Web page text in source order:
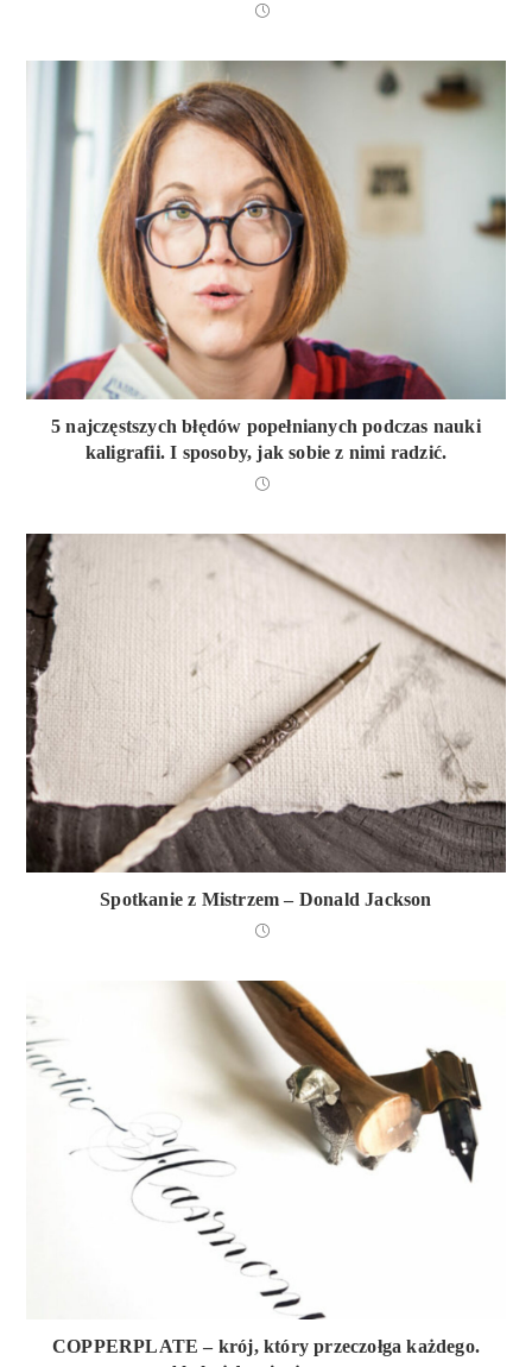
5 najczęstszych błędów popełnianych podczas nauki
kaligrafii. I sposoby, jak sobie z nimi radzić.
Spotkanie z Mistrzem – Donald Jackson
COPPERPLATE – krój, który przeczołga każdego.